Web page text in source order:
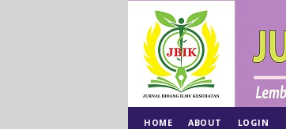
HOME ABOUT LOGIN